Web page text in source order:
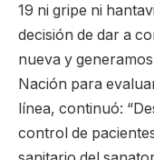
19 ni gripe ni
decisión de dar a
nueva y
Nación para
línea, continuó:
control de